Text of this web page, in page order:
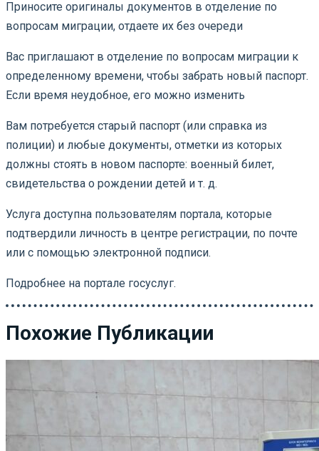
Приносите оригиналы документов в отделение по
вопросам миграции, отдаете их без очереди
Вас приглашают в отделение по вопросам миграции к
определенному времени, чтобы забрать новый паспорт.
Если время неудобное, его можно изменить
Вам потребуется старый паспорт (или справка из
полиции) и любые документы, отметки из которых
должны стоять в новом паспорте: военный билет,
свидетельства о рождении детей и т. д.
Услуга доступна пользователям портала, которые
подтвердили личность в центре регистрации, по почте
или с помощью электронной подписи.
Подробнее на портале госуслуг.
Похожие Публикации